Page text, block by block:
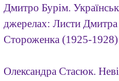
Дмитро Бурім.
джерелах: Листи
Стороженка (1925-1928)
Олександра Стасюк.